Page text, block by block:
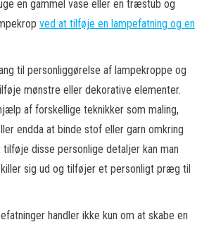
en gammel vase eller en træstub og
ved at tilføje en lampefatning og en
til personliggørelse af lampekroppe og
mønstre eller dekorative elementer.
af forskellige teknikker som maling,
endda at binde stof eller garn omkring
disse personlige detaljer kan man
sig ud og tilføjer et personligt præg til
handler ikke kun om at skabe en